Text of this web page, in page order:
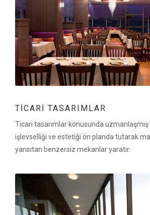
TICARI TASARIMLAR
Ticari tasarımlar konusunda
işlevselliği ve estetiği ön planda tutarak
yansıtan benzersiz mekanlar yaratır.